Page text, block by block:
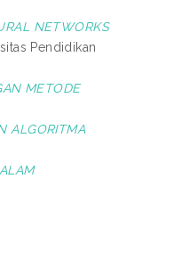
NETWORKS
Pendidikan
METODE
ALGORITMA